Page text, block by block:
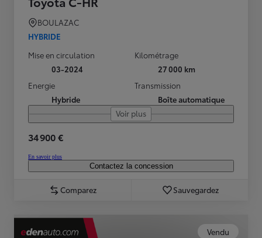
BOULAZAC
HYBRIDE
Mise en circulation
03-2024
Kilométrage
27 000 km
Energie
Hybride
Transmission
Boîte automatique
Voir plus
34 900 €
En savoir plus
Contactez la concession
Comparez Sauvegardez
Vendu